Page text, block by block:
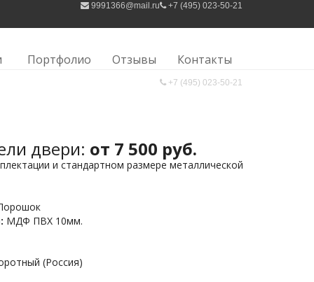
+7 (495) 023-50-21
9991366@mail.ru
Портфолио Отзывы Контакты
+7 (495) 023-50-21
двери: от 7 500 руб.
и стандартном размере металлической
МДФ ПВХ 10мм.
(Россия)